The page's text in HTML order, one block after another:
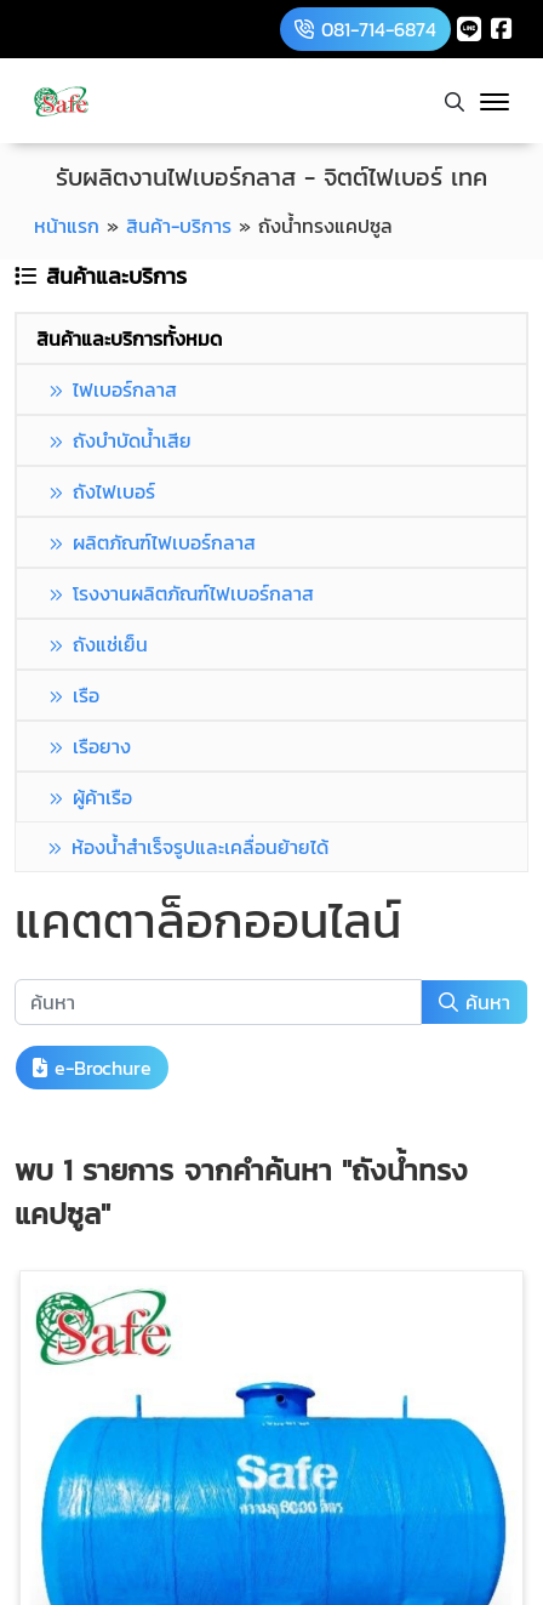
081-714-6874
หน้าแรก » สินค้า-บริการ » ถังน้ำทรงแคปซูล
รับผลิตงานไฟเบอร์กลาส - จิตต์ไฟเบอร์ เทค
สินค้าและบริการ
สินค้าและบริการทั้งหมด
ไฟเบอร์กลาส
ถังบำบัดน้ำเสีย
ถังไฟเบอร์
ผลิตภัณฑ์ไฟเบอร์กลาส
โรงงานผลิตภัณฑ์ไฟเบอร์กลาส
ถังแช่เย็น
เรือ
เรือยาง
ผู้ค้าเรือ
ห้องน้ำสำเร็จรูปและเคลื่อนย้ายได้
แคตตาล็อกออนไลน์
ค้นหา
e-Brochure
พบ 1 รายการ จากคำค้นหา "ถังน้ำทรง
แคปซูล"